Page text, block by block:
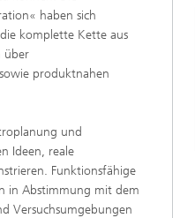
haben sich
komplette Kette aus
über
produktnahen
und
Ideen, reale
Funktionsfähige
in Abstimmung mit dem
Versuchsumgebungen